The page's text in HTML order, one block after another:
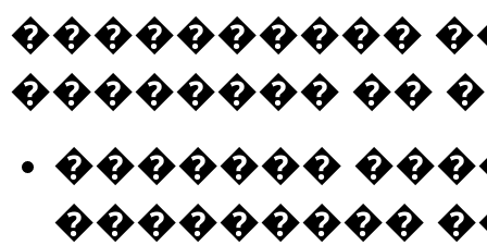
����������
�������� ��
�������
���������